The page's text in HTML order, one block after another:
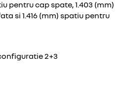
pentru cap spate, 1.403 (mm)
si 1.416 (mm) spatiu pentru
2+3